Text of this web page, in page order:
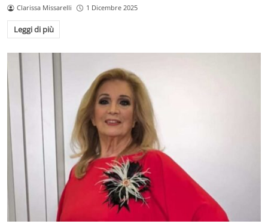
Clarissa Missarelli 1 Dicembre 2025
Leggi di più